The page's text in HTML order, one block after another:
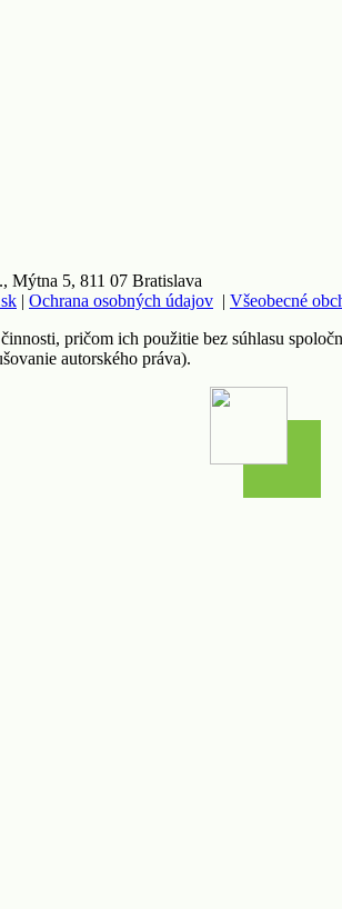
5, 811 07 Bratislava
| Ochrana osobných údajov | Všeobecné
pričom ich použitie bez súhlasu
autorského práva).